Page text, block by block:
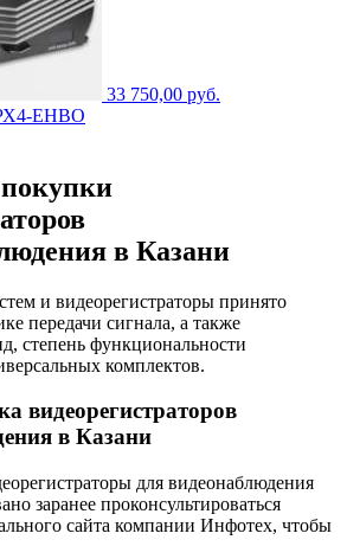
33 750,00 руб.
ЕНВО
в Казани
и видеорегистраторы принято
передачи сигнала, а также
степень функциональности
комплектов.
видеорегистраторов
в Казани
для видеонаблюдения
заранее проконсультироваться
сайта компании Инфотех, чтобы